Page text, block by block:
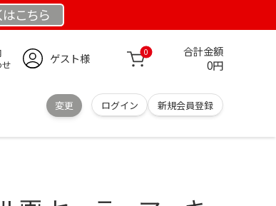
はこちら
ゲスト様 0 合計金額
0円
変更 ログイン 新規会員登録